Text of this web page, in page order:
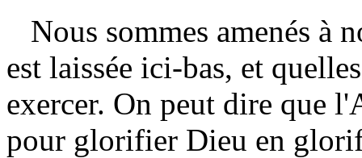
Nous sommes amenés à
est laissée ici-bas, et
exercer. On peut dire que
pour glorifier Dieu en